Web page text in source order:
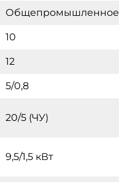
Общепромышленное
10
12
5/0,8
20/5 (ЧУ)
9,5/1,5 кВт